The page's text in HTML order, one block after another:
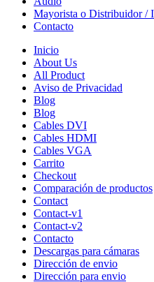
Mayorista o Distribuidor /
Contacto
Inicio
About Us
All Product
Aviso de Privacidad
Blog
Blog
Cables DVI
Cables HDMI
Cables VGA
Carrito
Checkout
Comparación de productos
Contact
Contact-v1
Contact-v2
Contacto
Descargas para cámaras
Dirección de envio
Dirección para envio